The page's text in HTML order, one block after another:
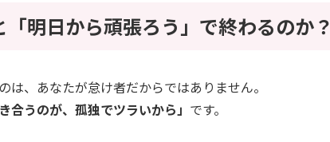
明日から頑張ろう」で終わるのか？
は、あなたが怠け者だからではありません。
合うのが、孤独でツラいから」 です。